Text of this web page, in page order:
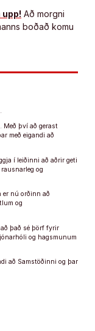
upp! Að morgni
boðað komu
Með því að gerast
með eigandi að
í leiðinni að aðrir geti
og
er nú orðinn að
og
það sé þörf fyrir
og hagsmunum
að Samstöðinni og þar